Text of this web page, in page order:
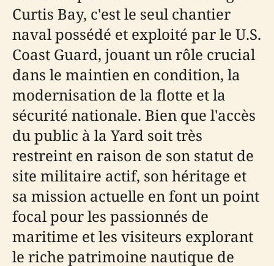
Curtis Bay, c'est le seul chantier
naval possédé et exploité par le U.S.
Coast Guard, jouant un rôle crucial
dans le maintien en condition, la
modernisation de la flotte et la
sécurité nationale. Bien que l'accès
du public à la Yard soit très
restreint en raison de son statut de
site militaire actif, son héritage et
sa mission actuelle en font un point
focal pour les passionnés de
maritime et les visiteurs explorant
le riche patrimoine nautique de